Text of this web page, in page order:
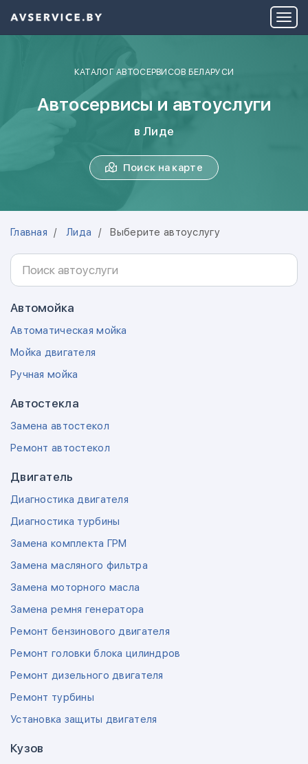
КАТАЛОГ АВТОСЕРВИСОВ БЕЛАРУСИ
Автосервисы и автоуслуги
в Лиде
Поиск на карте
Главная Лида Выберите автоуслугу
Автомойка
Автоматическая мойка
Мойка двигателя
Ручная мойка
Автостекла
Замена автостекол
Ремонт автостекол
Двигатель
Диагностика двигателя
Диагностика турбины
Замена комплекта ГРМ
Замена масляного фильтра
Замена моторного масла
Замена ремня генератора
Ремонт бензинового двигателя
Ремонт головки блока цилиндров
Ремонт дизельного двигателя
Ремонт турбины
Установка защиты двигателя
Кузов